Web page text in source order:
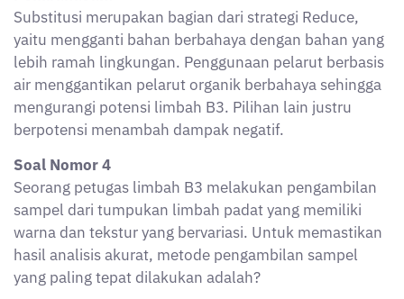
homogenitas
C. Sampling hanya pada bagian atas karena lebih
mudah diakses
D. Sampling dilakukan hanya satu kali untuk efisiensi
biaya
E. Sampling menggunakan instrumen yang belum
Jawaban: A
Pembahasan:
Metode sampling homogen mengharuskan limbah
diaduk terlebih dahulu agar seluruh bagian mewakili
keseluruhan sifat limbah. Hal ini penting untuk